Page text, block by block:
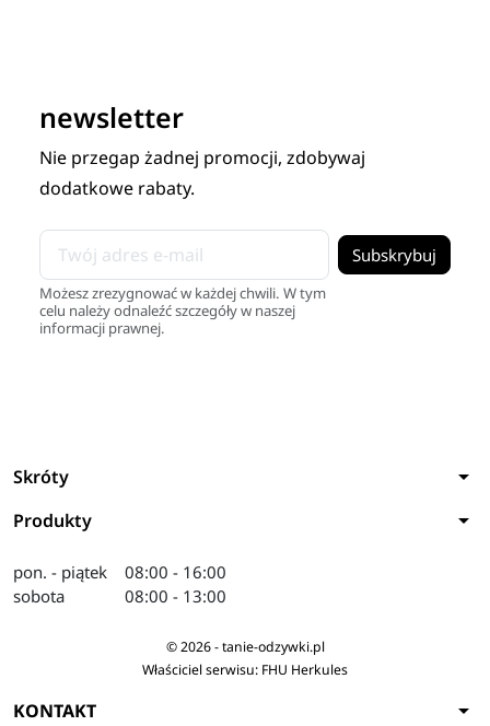
newsletter
Nie przegap żadnej promocji, zdobywaj
dodatkowe rabaty.
Możesz zrezygnować w każdej chwili. W tym
celu należy odnaleźć szczegóły w naszej
informacji prawnej.
Skróty arrow_drop_down
Produkty arrow_drop_down
pon. - piątek
sobota
08:00 - 16:00
08:00 - 13:00
© 2026 - tanie-odzywki.pl
Właściciel serwisu: FHU Herkules
KONTAKT arrow_drop_down